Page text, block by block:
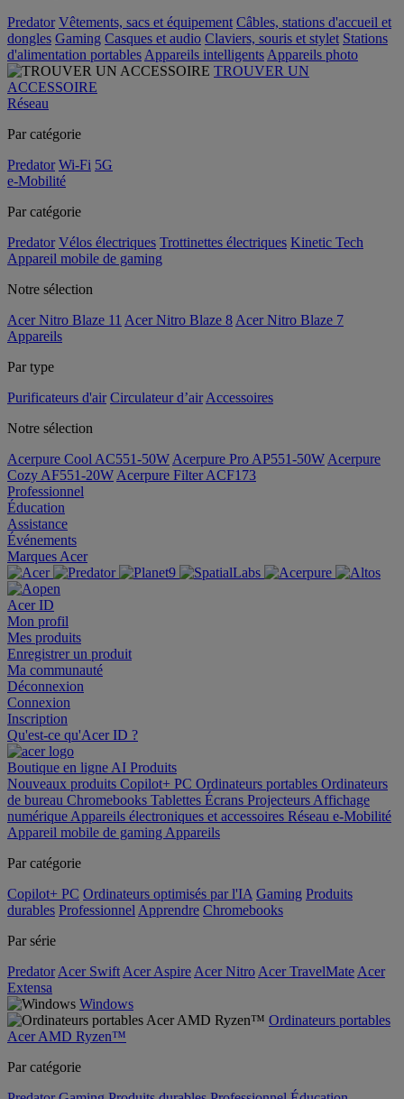
Predator Vêtements, sacs et équipement Câbles, stations d'accueil et
dongles Gaming Casques et audio Claviers, souris et stylet Stations
d'alimentation portables Appareils intelligents Appareils photo
TROUVER UN
ACCESSOIRE
Réseau
Par catégorie
Predator Wi-Fi 5G
e-Mobilité
Par catégorie
Predator Vélos électriques Trottinettes électriques Kinetic Tech
Appareil mobile de gaming
Notre sélection
Acer Nitro Blaze 11 Acer Nitro Blaze 8 Acer Nitro Blaze 7
Appareils
Par type
Purificateurs d'air Circulateur d’air Accessoires
Notre sélection
Acerpure Cool AC551-50W Acerpure Pro AP551-50W Acerpure
Cozy AF551-20W Acerpure Filter ACF173
Professionnel
Éducation
Assistance
Événements
Marques Acer
Acer ID
Mon profil
Mes produits
Enregistrer un produit
Ma communauté
Déconnexion
Connexion
Inscription
Qu'est-ce qu'Acer ID ?
Boutique en ligne AI Produits
Nouveaux produits Copilot+ PC Ordinateurs portables Ordinateurs
de bureau Chromebooks Tablettes Écrans Projecteurs Affichage
numérique Appareils électroniques et accessoires Réseau e-Mobilité
Appareil mobile de gaming Appareils
Par catégorie
Copilot+ PC Ordinateurs optimisés par l'IA Gaming Produits
durables Professionnel Apprendre Chromebooks
Par série
Predator Acer Swift Acer Aspire Acer Nitro Acer TravelMate Acer
Extensa
Windows
Ordinateurs portables
Acer AMD Ryzen™
Par catégorie